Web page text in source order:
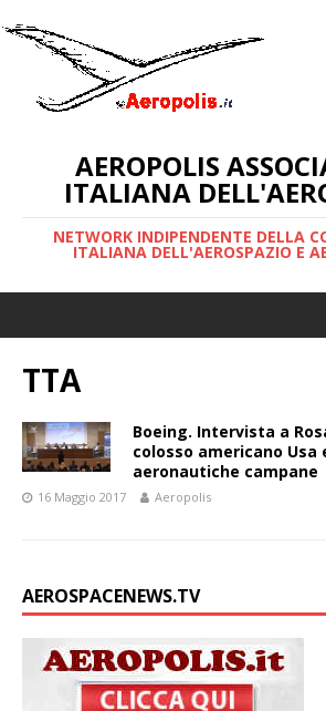
AEROPOLIS
ITALIANA
NETWORK INDIPENDENTE DELLA
ITALIANA DELL'AEROSPAZIO E
TTA
Boeing. Intervista a
colosso americano Usa
aeronautiche campane
16 Maggio 2017 Aeropolis
AEROSPACENEWS.TV